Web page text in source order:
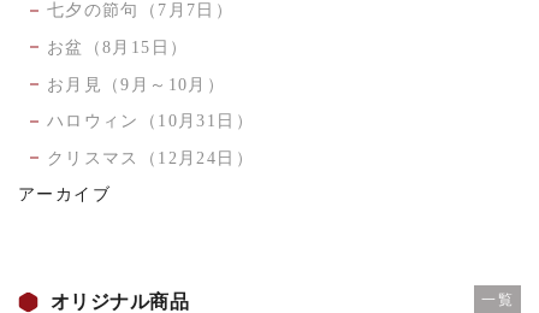
七夕の節句（7月7日）
お盆（8月15日）
お月見（9月～10月）
ハロウィン（10月31日）
クリスマス（12月24日）
アーカイブ
オリジナル商品 一覧